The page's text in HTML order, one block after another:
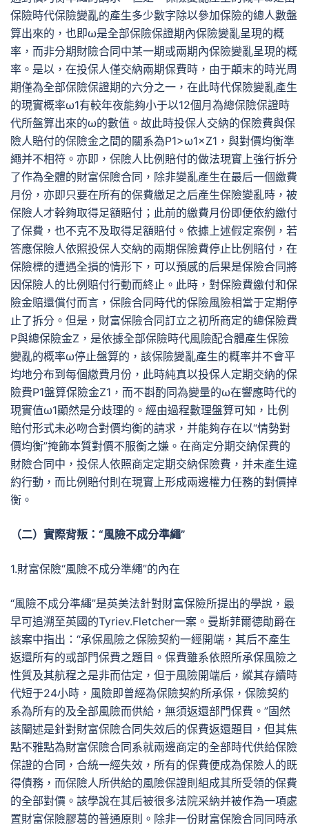
保險時代保險變亂的產生多少數字除以參加保險的總人數盤
算出來的，也即ω是全部保險保證期內保險變亂呈現的概
率，而非分期財險合同中某一期或兩期內保險變亂呈現的概
率。是以，在投保人僅交納兩期保費時，由于顛末的時光周
期僅為全部保險保證期的六分之一，在此時代保險變亂產生
的現實概率ω1有較年夜能夠小于以12個月為總保險保證時
代所盤算出來的ω的數值。故此時投保人交納的保險費與保
險人賠付的保險金之間的關系為P1>ω1×Z1，與對價均衡準
繩并不相符。亦即，保險人比例賠付的做法現實上強行拆分
了作為全體的財富保險合同，除非變亂產生在最后一個繳費
月份，亦即只要在所有的保費繳足之后產生保險變亂時，被
保險人才幹夠取得足額賠付；此前的繳費月份即便依約繳付
了保費，也不克不及取得足額賠付。依據上述假定案例，若
答應保險人依照投保人交納的兩期保險費停止比例賠付，在
保險標的遭遇全損的情形下，可以預感的后果是保險合同將
因保險人的比例賠付行動而終止。此時，對保險費繳付和保
險金賠還償付而言，保險合同時代的保險風險相當于定期停
止了拆分。但是，財富保險合同訂立之初所商定的總保險費
P與總保險金Z，是依據全部保險時代風險配合體產生保險
變亂的概率ω停止盤算的，該保險變亂產生的概率并不會平
均地分布到每個繳費月份，此時純真以投保人定期交納的保
險費P1盤算保險金Z1，而不斟酌同為變量的ω在響應時代的
現實值ω1顯然是分歧理的。經由過程數理盤算可知，比例
賠付形式未必吻合對價均衡的請求，并能夠存在以“情勢對
價均衡”掩飾本質對價不服衡之嫌。在商定分期交納保費的
財險合同中，投保人依照商定定期交納保險費，并未產生違
約行動，而比例賠付則在現實上形成兩邊權力任務的對價掉
衡。
（二）實際背叛：“風險不成分準繩”
1.財富保險“風險不成分準繩”的內在
“風險不成分準繩”是英美法針對財富保險所提出的學說，最
早可追溯至英國的Tyriev.Fletcher一案。曼斯菲爾德勛爵在
該案中指出：“承保風險之保險契約一經開端，其后不產生
返還所有的或部門保費之題目。保費雖系依照所承保風險之
性質及其航程之是非而估定，但于風險開端后，縱其存續時
代短于24小時，風險即曾經為保險契約所承保，保險契約
系為所有的及全部風險而供給，無須返還部門保費。”固然
該闡述是針對財富保險合同失效后的保費返還題目，但其焦
點不雅點為財富保險合同系就兩邊商定的全部時代供給保險
保證的合同，合統一經失效，所有的保費便成為保險人的既
得債務，而保險人所供給的風險保證則組成其所受領的保費
的全部對價。該學說在其后被很多法院采納并被作為一項處
置財富保險膠葛的普通原則。除非一份財富保險合同同時承